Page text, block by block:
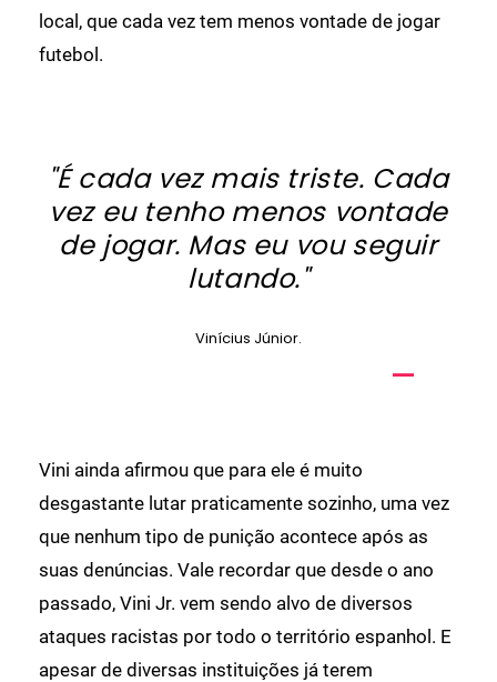
local, que cada vez tem menos vontade de jogar
futebol.
"É cada vez mais triste. Cada
vez eu tenho menos vontade
de jogar. Mas eu vou seguir
lutando."
Vinícius Júnior.
Vini ainda afirmou que para ele é muito
desgastante lutar praticamente sozinho, uma vez
que nenhum tipo de punição acontece após as
suas denúncias. Vale recordar que desde o ano
passado, Vini Jr. vem sendo alvo de diversos
ataques racistas por todo o território espanhol. E
apesar de diversas instituições já terem